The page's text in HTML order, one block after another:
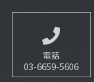
電話
03-6659-5606